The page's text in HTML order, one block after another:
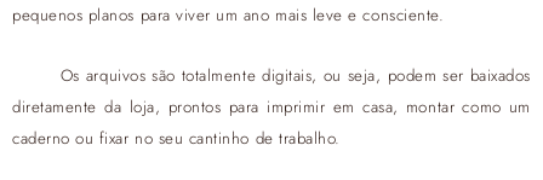
pequenos planos para viver um ano mais leve e consciente.
Os arquivos são totalmente digitais, ou seja, podem ser baixados
diretamente da loja, prontos para imprimir em casa, montar como um
caderno ou fixar no seu cantinho de trabalho.